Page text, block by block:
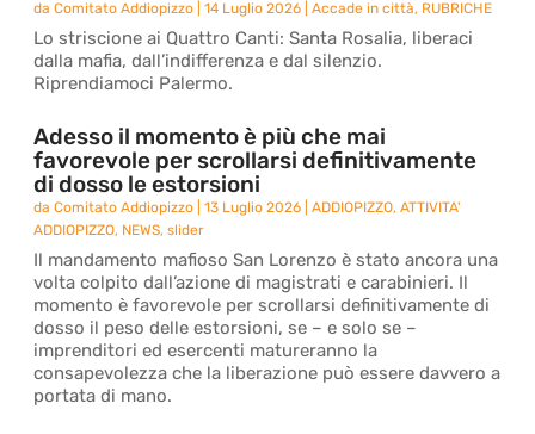
daComitato Addiopizzo |14 Luglio 2026 |Accade in città, RUBRICHE
Lo striscione ai Quattro Canti: Santa Rosalia, liberaci
dalla mafia, dall’indifferenza e dal silenzio.
Riprendiamoci Palermo.
Adesso il momento è più che mai
favorevole per scrollarsi definitivamente
di dosso le estorsioni
daComitato Addiopizzo |13 Luglio 2026 |ADDIOPIZZO,ATTIVITA'
ADDIOPIZZO, NEWS,slider
Il mandamento mafioso San Lorenzo è stato ancora una
volta colpito dall’azione di magistrati e carabinieri. Il
momento è favorevole per scrollarsi definitivamente di
dosso il peso delle estorsioni, se – e solo se –
imprenditori ed esercenti matureranno la
consapevolezza che la liberazione può essere davvero a
portata di mano.